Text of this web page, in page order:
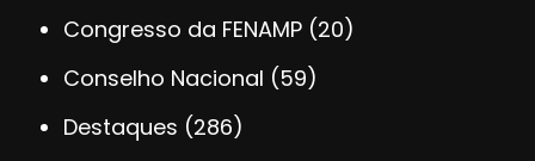
Congresso da FENAMP (20)
Conselho Nacional (59)
Destaques (286)